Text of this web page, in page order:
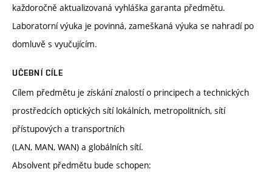
každoročně aktualizovaná vyhláška garanta předmětu.
Laboratorní výuka je povinná, zameškaná výuka se nahradí po
domluvě s vyučujícím.
UČEBNÍ CÍLE
Cílem předmětu je získání znalostí o principech a technických
prostředcích optických sítí lokálních, metropolitních, sítí
přístupových a transportních
(LAN, MAN, WAN) a globálních sítí.
Absolvent předmětu bude schopen: